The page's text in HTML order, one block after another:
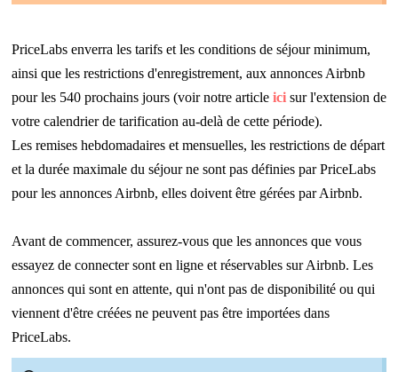
PriceLabs enverra les tarifs et les conditions de séjour minimum,
ainsi que les restrictions d'enregistrement, aux annonces Airbnb
pour les 540 prochains jours (voir notre article icisur l'extension de
votre calendrier de tarification au-delà de cette période).
Les remises hebdomadaires et mensuelles, les restrictions de départ
et la durée maximale du séjour ne sont pas définies par PriceLabs
pour les annonces Airbnb, elles doivent être gérées par Airbnb.
Avant de commencer, assurez-vous que les annonces que vous
essayez de connecter sont en ligne et réservables sur Airbnb. Les
annonces qui sont en attente, qui n'ont pas de disponibilité ou qui
viennent d'être créées ne peuvent pas être importées dans
PriceLabs.